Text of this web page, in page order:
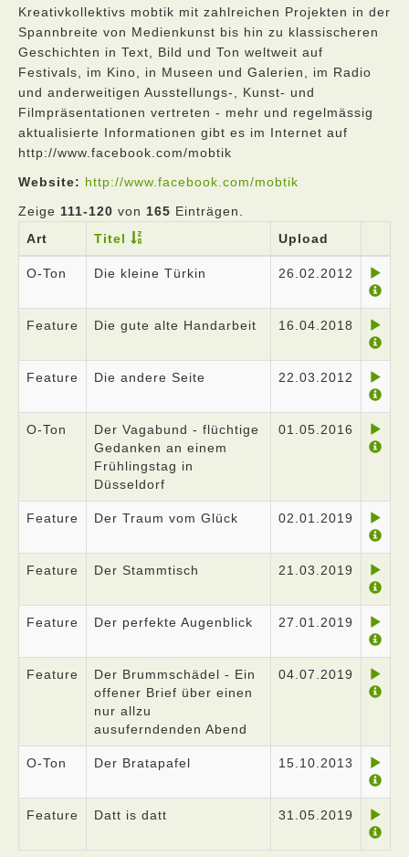
Kreativkollektivs mobtik mit zahlreichen Projekten in der
Spannbreite von Medienkunst bis hin zu klassischeren
Geschichten in Text, Bild und Ton weltweit auf
Festivals, im Kino, in Museen und Galerien, im Radio
und anderweitigen Ausstellungs-, Kunst- und
Filmpräsentationen vertreten - mehr und regelmässig
aktualisierte Informationen gibt es im Internet auf
http://www.facebook.com/mobtik
Website: http://www.facebook.com/mobtik
Zeige 111-120 von 165 Einträgen.
Art
Titel Upload
O-Ton Die kleine Türkin 26.02.2012
Feature Die gute alte Handarbeit 16.04.2018
Feature Die andere Seite 22.03.2012
O-Ton
Der Vagabund - flüchtige
Gedanken an einem
Frühlingstag in
Düsseldorf
01.05.2016
Feature Der Traum vom Glück 02.01.2019
Feature Der Stammtisch 21.03.2019
Feature Der perfekte Augenblick 27.01.2019
Feature
Der Brummschädel - Ein
offener Brief über einen
nur allzu
ausuferndenden Abend
04.07.2019
O-Ton Der Bratapafel 15.10.2013
Feature Datt is datt 31.05.2019